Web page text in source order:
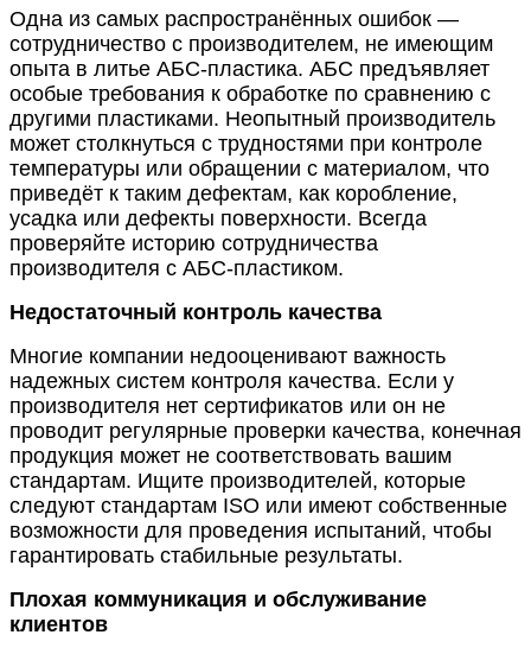
Одна из самых распространённых ошибок —
сотрудничество с производителем, не имеющим
опыта в литье АБС-пластика. АБС предъявляет
особые требования к обработке по сравнению с
другими пластиками. Неопытный производитель
может столкнуться с трудностями при контроле
температуры или обращении с материалом, что
приведёт к таким дефектам, как коробление,
усадка или дефекты поверхности. Всегда
проверяйте историю сотрудничества
производителя с АБС-пластиком.
Недостаточный контроль качества
Многие компании недооценивают важность
надежных систем контроля качества. Если у
производителя нет сертификатов или он не
проводит регулярные проверки качества, конечная
продукция может не соответствовать вашим
стандартам. Ищите производителей, которые
следуют стандартам ISO или имеют собственные
возможности для проведения испытаний, чтобы
гарантировать стабильные результаты.
Плохая коммуникация и обслуживание
клиентов